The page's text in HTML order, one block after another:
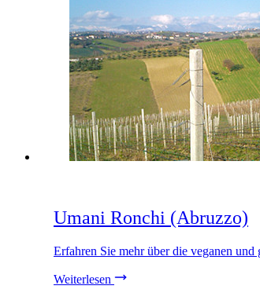
Umani Ronchi (Abruzzo)
Erfahren Sie mehr über die veganen
Weiterlesen